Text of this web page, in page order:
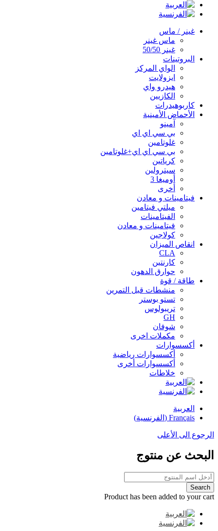
غينر / ماس
ماس غينر
غينر 50/50
البروتينات
الواي المركز
ايزولايت
هيدرو واي
الكازيين
كاربوهيدرات
الأحماض الأمينية
آمينو
بي سي اي اي
غلوتامين
بي سي اي اي+غلوتامين
كرياتين
سيترولين
أوميغا 3
أخرى
فيتامينات و معادن
ميلتي فيتامين
الفيتامينات
فيتامينات و معادن
كولاجين
انقاص الميزان
CLA
كارنتين
حوارق الدهون
طاقة / قوة
منشطات قبل التمرين
تستو بوستر
تريبولوس
GH
شوفان
مكملات اخرى
أكسسوارات
أكسسوارات رياضية
أكسسوارات أخرى
خلاطات
العربية
Français
( الفرنسية)
الرجوع الى الأعلى
البحث عن منتوج
Product has been added to your cart